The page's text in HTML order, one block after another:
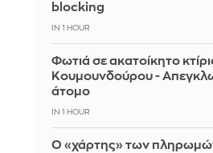
blocking
IN 1 HOUR
Φωτιά σε ακατοίκητο
Κουμουνδούρου -
άτομο
IN 1 HOUR
Ο «χάρτης» των